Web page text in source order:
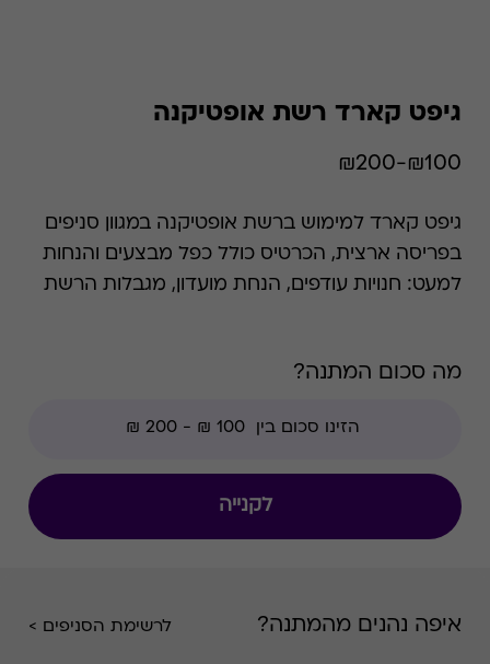
גיפט קארד רשת אופטיקנה
₪100-₪200
גיפט קארד למימוש ברשת אופטיקנה במגוון סניפים
בפריסה ארצית, הכרטיס כולל כפל מבצעים והנחות
למעט: חנויות עודפים, הנחת מועדון, מגבלות הרשת
בישראל על ידי אנשי מקצוע מומחים מן השורה
משקפי שמש, עדשות מגע ומכשירי שמיעה הרשת
אופטומטריסטים מקצועיים בעלי רישיון משרד
הבריאות. על פי הערכות בענף, הרשת מחזיקה בכ-
מה סכום המתנה?
לקנייה
איפה נהנים מהמתנה? לרשימת הסניפים >